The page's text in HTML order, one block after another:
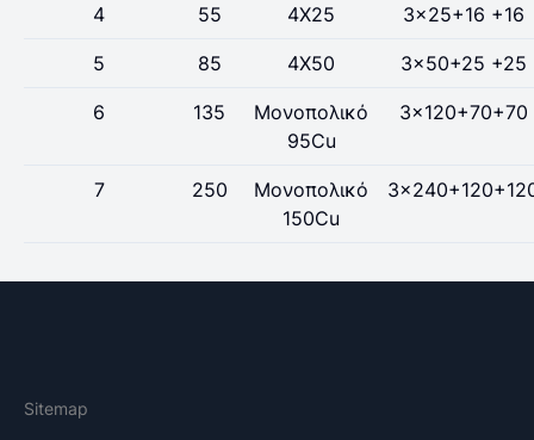
4 55 4X25 3x25+16 +16
5 85 4X50 3x50+25 +25
6 135
Μονοπολικό
95Cu
3x120+70+70
7 250
Μονοπολικό
150Cu
Sitemap